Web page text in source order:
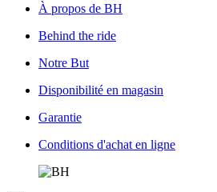
À propos de BH
Behind the ride
Notre But
Disponibilité en magasin
Garantie
Conditions d'achat en ligne